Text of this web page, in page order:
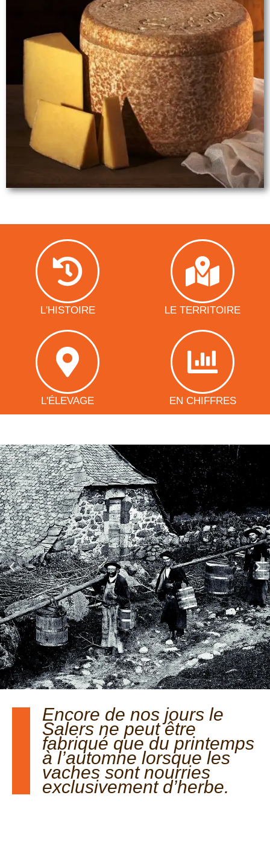
L'HISTOIRE LE TERRITOIRE
L'ÉLEVAGE EN CHIFFRES
Encore de nos jours le
Salers ne peut être
fabriqué que du printemps
à l’automne lorsque les
vaches sont nourries
exclusivement d’herbe.